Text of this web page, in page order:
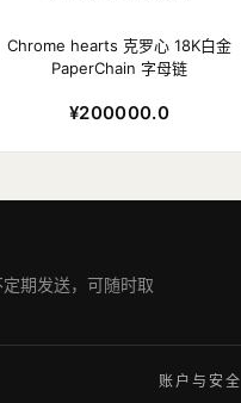
Chrome hearts 克罗心 18K白金
PaperChain 字母链
¥200000.0
期发送，可随时取
账户与安全